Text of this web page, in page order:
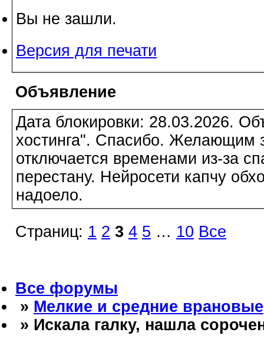
Вы не зашли.
Версия для печати
Объявление
Дата блокировки: 28.03.2026.
хостинга". Спасибо. Желающим
отключается временами из-за
перестану. Нейросети капчу
надоело.
Страниц: 1 2 3 4 5 … 10 Все
Все форумы
» Мелкие и средние врановые
» Искала галку, нашла